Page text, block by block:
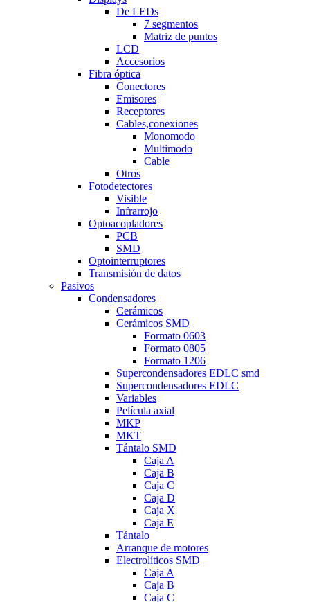
De LEDs
7 segmentos
Matriz de puntos
LCD
Accesorios
Fibra óptica
Conectores
Emisores
Receptores
Cables,conexiones
Monomodo
Multimodo
Cable
Otros
Fotodetectores
Visible
Infrarrojo
Optoacopladores
PCB
SMD
Optointerruptores
Transmisión de datos
Pasivos
Condensadores
Cerámicos
Cerámicos SMD
Formato 0603
Formato 0805
Formato 1206
Supercondensadores EDLC smd
Supercondensadores EDLC
Variables
Película axial
MKP
MKT
Tántalo SMD
Caja A
Caja B
Caja C
Caja D
Caja X
Caja E
Tántalo
Arranque de motores
Electrolíticos SMD
Caja A
Caja B
Caja C